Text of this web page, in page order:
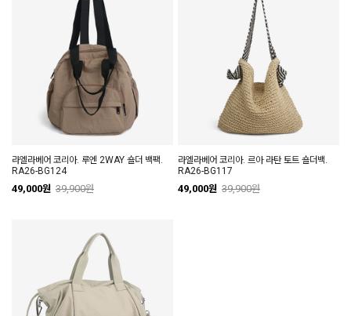
라엘라베어 코리아. 루엔 2WAY 숄더 백팩.
RA26-BG124
49,000원 39,900원
라엘라베어 코리아. 르아 라탄 토트 숄더백.
RA26-BG117
49,000원 39,900원